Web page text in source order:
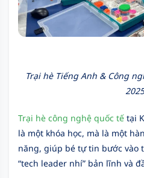
Trại hè Tiếng Anh & Công
2025
Trại hè công nghệ quốc tế tại
là một khóa học, mà là một
năng, giúp bé tự tin bước
“tech leader nhí” bản lĩnh và